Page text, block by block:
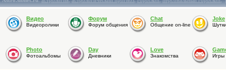
Видео
Видеоролики
Форум
Форум общения
Chat
Общение on-line
Joke
Photo
Фотоальбомы
Day
Дневники
Love
Знакомства Игры